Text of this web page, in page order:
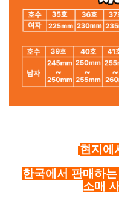
현지에
한국에서 판매하
소매